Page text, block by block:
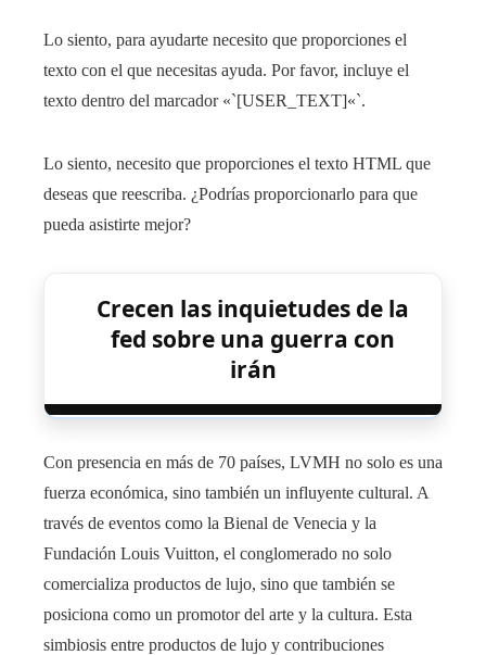
Lo siento, para ayudarte necesito que proporciones el
texto con el que necesitas ayuda. Por favor, incluye el
texto dentro del marcador «`[USER_TEXT]«`.
Lo siento, necesito que proporciones el texto HTML que
deseas que reescriba. ¿Podrías proporcionarlo para que
pueda asistirte mejor?
Crecen las inquietudes de la
fed sobre una guerra con
irán
Con presencia en más de 70 países, LVMH no solo es una
fuerza económica, sino también un influyente cultural. A
través de eventos como la Bienal de Venecia y la
Fundación Louis Vuitton, el conglomerado no solo
comercializa productos de lujo, sino que también se
posiciona como un promotor del arte y la cultura. Esta
simbiosis entre productos de lujo y contribuciones